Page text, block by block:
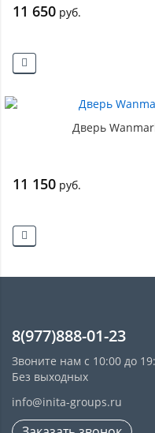
11 650 руб.
Дверь
11 150 руб.
8(977)888-01-23
Звоните нам с 10:00 до
Без выходных
info@inita-groups.ru